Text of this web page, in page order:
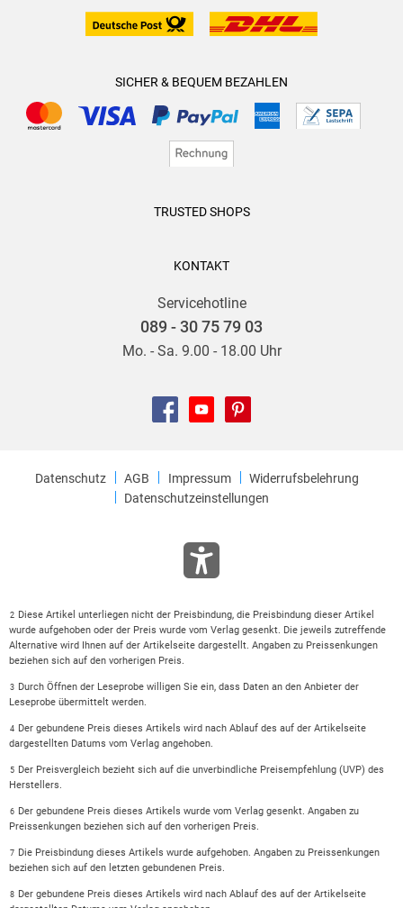
SICHER & BEQUEM BEZAHLEN
TRUSTED SHOPS
KONTAKT
Servicehotline
089 - 30 75 79 03
Mo. - Sa. 9.00 - 18.00 Uhr
Datenschutz AGB Impressum
Widerrufsbelehrung
Datenschutzeinstellungen
2
Diese Artikel unterliegen nicht der Preisbindung, die Preisbindung dieser Artikel
wurde aufgehoben oder der Preis wurde vom Verlag gesenkt. Die jeweils zutreffende
Alternative wird Ihnen auf der Artikelseite dargestellt. Angaben zu Preissenkungen
beziehen sich auf den vorherigen Preis.
3
Durch Öffnen der Leseprobe willigen Sie ein, dass Daten an den Anbieter der
Leseprobe übermittelt werden.
4
Der gebundene Preis dieses Artikels wird nach Ablauf des auf der Artikelseite
dargestellten Datums vom Verlag angehoben.
5
Der Preisvergleich bezieht sich auf die unverbindliche Preisempfehlung (UVP) des
Herstellers.
6
Der gebundene Preis dieses Artikels wurde vom Verlag gesenkt. Angaben zu
Preissenkungen beziehen sich auf den vorherigen Preis.
7
Die Preisbindung dieses Artikels wurde aufgehoben. Angaben zu Preissenkungen
beziehen sich auf den letzten gebundenen Preis.
8
Der gebundene Preis dieses Artikels wird nach Ablauf des auf der Artikelseite